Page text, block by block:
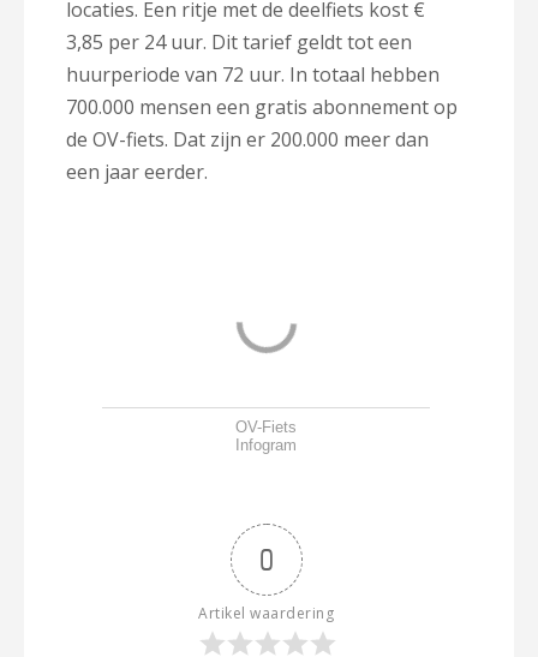
locaties. Een ritje met de deelfiets kost €
3,85 per 24 uur. Dit tarief geldt tot een
huurperiode van 72 uur. In totaal hebben
700.000 mensen een gratis abonnement op
de OV-fiets. Dat zijn er 200.000 meer dan
een jaar eerder.
OV-Fiets
Infogram
0
Artikel waardering